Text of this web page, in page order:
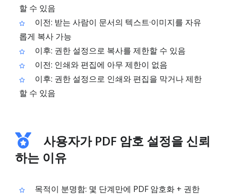
할 수 있음
이전: 받는 사람이 문서의 텍스트·이미지를 자유
롭게 복사 가능
이후: 권한 설정으로 복사를 제한할 수 있음
이전: 인쇄와 편집에 아무 제한이 없음
이후: 권한 설정으로 인쇄와 편집을 막거나 제한
할 수 있음
사용자가 PDF 암호 설정을 신뢰
하는 이유
목적이 분명함: 몇 단계만에 PDF 암호화 + 권한